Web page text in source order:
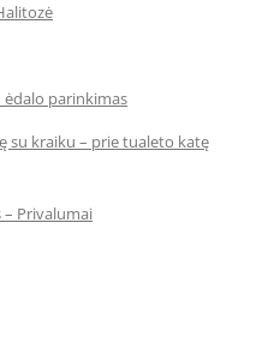
ėdalo parinkimas
su kraiku – prie tualeto katę
– Privalumai